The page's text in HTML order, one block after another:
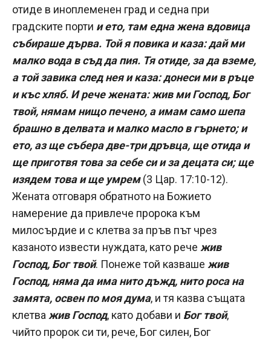
отиде в иноплеменен град и седна при
градските порти и ето, там една жена вдовица
събираше дърва. Той я повика и каза: дай ми
малко вода в съд да пия. Тя отиде, за да вземе,
а той завика след нея и каза: донеси ми в ръце
и къс хляб. И рече жената: жив ми Господ, Бог
твой, нямам нищо печено, а имам само шепа
брашно в делвата и малко масло в гърнето; и
ето, аз ще събера две-три дръвца, ще отида и
ще приготвя това за себе си и за децата си; ще
изядем това и ще умрем(3 Цар. 17:10-12).
Жената отговаря обратното на Божието
намерение да привлече пророка към
милосърдие и с клетва за пръв път чрез
казаното извести нуждата, като рече жив
Господ, Бог твой. Понеже той казваше жив
Господ, няма да има нито дъжд, нито роса на
замята, освен по моя дума, и тя казва същата
клетва жив Господ, като добави и Бог твой,
чийто пророк си ти, рече, Бог силен, Бог